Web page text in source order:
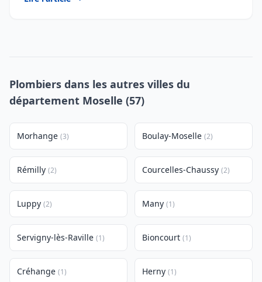
Plombiers dans les autres villes du
département Moselle (57)
Morhange (3) Boulay-Moselle (2)
Rémilly (2) Courcelles-Chaussy (2)
Luppy (2) Many (1)
Servigny-lès-Raville (1) Bioncourt (1)
Créhange (1) Herny (1)